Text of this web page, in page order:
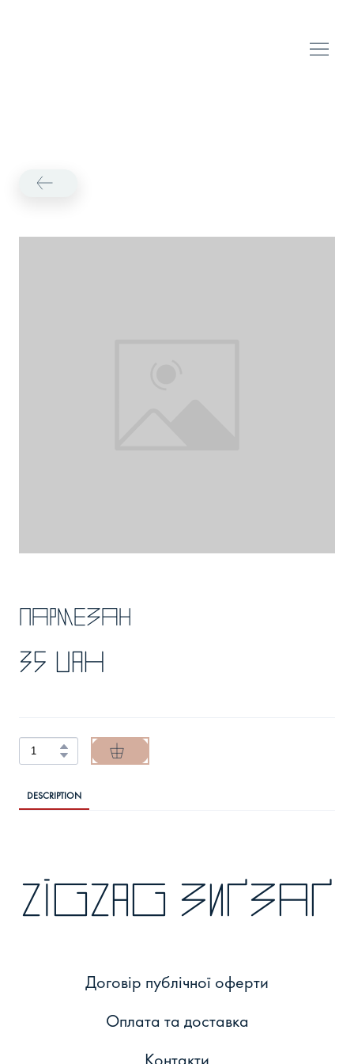
Пармезан
35 UAH
DESCRIPTION
zigzag зиґзаґ
Договір публічної оферти
Оплата та доставка